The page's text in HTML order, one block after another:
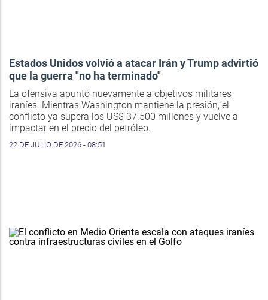
Estados Unidos volvió a atacar Irán y Trump advirtió
que la guerra "no ha terminado"
La ofensiva apuntó nuevamente a objetivos militares
iraníes. Mientras Washington mantiene la presión, el
conflicto ya supera los US$ 37.500 millones y vuelve a
impactar en el precio del petróleo.
22 DE JULIO DE 2026 - 08:51